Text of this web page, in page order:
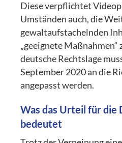
Diese verpflichtet
Umständen auch, die
gewaltaufstachelnden
„geeignete
deutsche Rechtslage
September 2020 an die
angepasst werden.
Was das Urteil für
bedeutet